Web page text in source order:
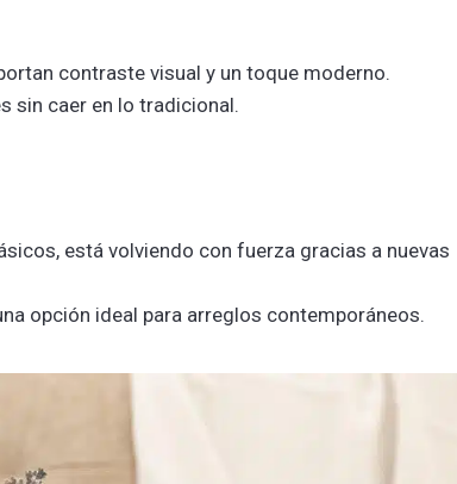
contraste visual y un toque moderno.
sin caer en lo tradicional.
está volviendo con fuerza gracias a nuevas
opción ideal para arreglos contemporáneos.